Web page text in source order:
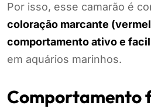
Por isso, esse camarão é
coloração marcante
comportamento ativo e
em aquários marinhos.
Comportamento